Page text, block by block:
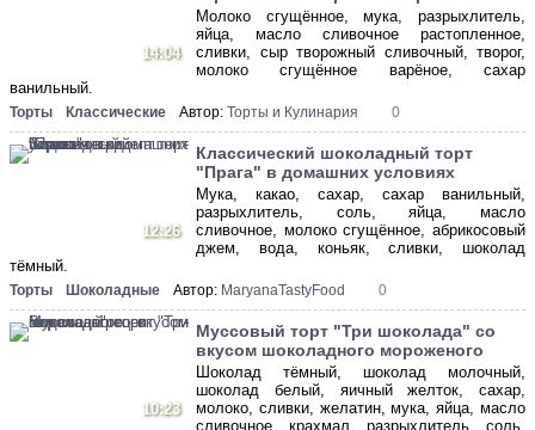
14:04
Молоко сгущённое, мука, разрыхлитель,
яйца, масло сливочное растопленное,
сливки, сыр творожный сливочный, творог,
молоко сгущённое варёное, сахар
ванильный.
Торты Классические Автор: Торты и Кулинария 0
12:26
Классический шоколадный торт
"Прага" в домашних условиях
Мука, какао, сахар, сахар ванильный,
разрыхлитель, соль, яйца, масло
сливочное, молоко сгущённое, абрикосовый
джем, вода, коньяк, сливки, шоколад
тёмный.
Торты Шоколадные Автор: MaryanaTastyFood 0
10:23
Муссовый торт "Три шоколада" со
вкусом шоколадного мороженого
Шоколад тёмный, шоколад молочный,
шоколад белый, яичный желток, сахар,
молоко, сливки, желатин, мука, яйца, масло
сливочное, крахмал, разрыхлитель, соль,